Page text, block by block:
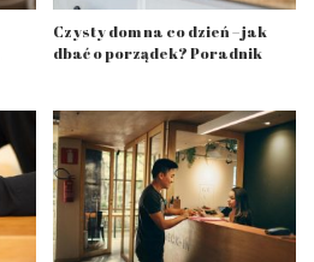
Czysty dom na co dzień – jak
dbać o porządek? Poradnik